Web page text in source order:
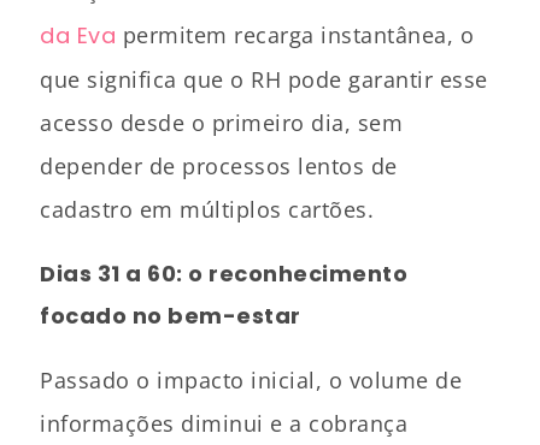
da Eva permitem recarga instantânea, o
que significa que o RH pode garantir esse
acesso desde o primeiro dia, sem
depender de processos lentos de
cadastro em múltiplos cartões.
Dias 31 a 60: o reconhecimento
focado no bem-estar
Passado o impacto inicial, o volume de
informações diminui e a cobrança